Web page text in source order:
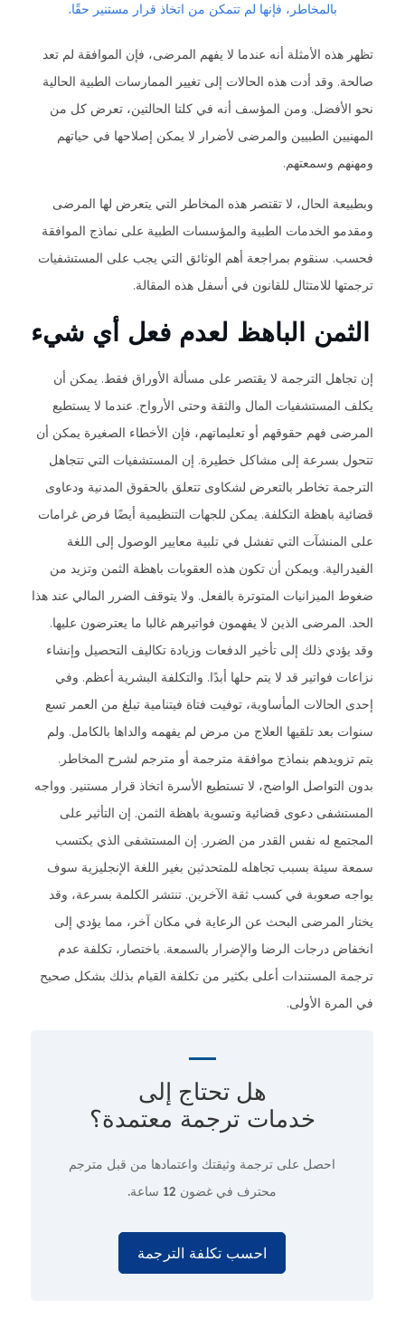
بالمخاطر، فإنها لم تتمكن من اتخاذ قرار مستنير حقًا.
تظهر هذه الأمثلة أنه عندما لا يفهم المرضى، فإن الموافقة لم تعد
صالحة. وقد أدت هذه الحالات إلى تغيير الممارسات الطبية الحالية
نحو الأفضل. ومن المؤسف أنه في كلتا الحالتين، تعرض كل من
المهنيين الطبيين والمرضى لأضرار لا يمكن إصلاحها في حياتهم
ومهنهم وسمعتهم.
وبطبيعة الحال، لا تقتصر هذه المخاطر التي يتعرض لها المرضى
ومقدمو الخدمات الطبية والمؤسسات الطبية على نماذج الموافقة
فحسب. سنقوم بمراجعة أهم الوثائق التي يجب على المستشفيات
ترجمتها للامتثال للقانون في أسفل هذه المقالة.
الثمن الباهظ لعدم فعل أي شيء
إن تجاهل الترجمة لا يقتصر على مسألة الأوراق فقط. يمكن أن
يكلف المستشفيات المال والثقة وحتى الأرواح. عندما لا يستطيع
المرضى فهم حقوقهم أو تعليماتهم، فإن الأخطاء الصغيرة يمكن أن
تتحول بسرعة إلى مشاكل خطيرة. إن المستشفيات التي تتجاهل
الترجمة تخاطر بالتعرض لشكاوى تتعلق بالحقوق المدنية ودعاوى
قضائية باهظة التكلفة. يمكن للجهات التنظيمية أيضًا فرض غرامات
على المنشآت التي تفشل في تلبية معايير الوصول إلى اللغة
الفيدرالية. ويمكن أن تكون هذه العقوبات باهظة الثمن وتزيد من
ضغوط الميزانيات المتوترة بالفعل. ولا يتوقف الضرر المالي عند هذا
الحد. المرضى الذين لا يفهمون فواتيرهم غالبا ما يعترضون عليها.
وقد يؤدي ذلك إلى تأخير الدفعات وزيادة تكاليف التحصيل وإنشاء
نزاعات فواتير قد لا يتم حلها أبدًا. والتكلفة البشرية أعظم. وفي
إحدى الحالات المأساوية، توفيت فتاة فيتنامية تبلغ من العمر تسع
سنوات بعد تلقيها العلاج من مرض لم يفهمه والداها بالكامل. ولم
يتم تزويدهم بنماذج موافقة مترجمة أو مترجم لشرح المخاطر.
بدون التواصل الواضح، لا تستطيع الأسرة اتخاذ قرار مستنير. وواجه
المستشفى دعوى قضائية وتسوية باهظة الثمن. إن التأثير على
المجتمع له نفس القدر من الضرر. إن المستشفى الذي يكتسب
سمعة سيئة بسبب تجاهله للمتحدثين بغير اللغة الإنجليزية سوف
يواجه صعوبة في كسب ثقة الآخرين. تنتشر الكلمة بسرعة، وقد
يختار المرضى البحث عن الرعاية في مكان آخر، مما يؤدي إلى
انخفاض درجات الرضا والإضرار بالسمعة. باختصار، تكلفة عدم
ترجمة المستندات أعلى بكثير من تكلفة القيام بذلك بشكل صحيح
في المرة الأولى.
هل تحتاج إلى
خدمات ترجمة معتمدة؟
احصل على ترجمة وثيقتك واعتمادها من قبل مترجم
محترف في غضون 12 ساعة.
احسب تكلفة الترجمة